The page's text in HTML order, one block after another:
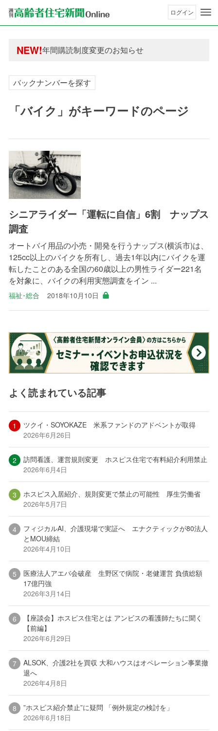
ログイン
NEW!
年間購読制度変更のお知らせ
高齢者住宅新聞 無料会員の皆様へ閲覧本数変更
バックナンバーを探す
「バイク」がキーワードのページ
シニアライダー「運転に自信」6割 ナップス
調査
オートバイ用品の小売・開発を行うナップス(横浜市)は、
125cc以上のバイクを所有し、過去1年以内にバイクを運
転したことのある全国の60歳以上の男性ライダー221名
を対象に、バイクの利用実態調査をイン ...
福祉･総合 2018年10月10日
よく読まれている記事
ツクイ・SOYOKAZE 米系ファンドのアドベントが取得
2026年6月26日
訪問看護、運営規則変更 ホスピス住宅で有料紹介利用禁止
2026年6月4日
ホスピス入居紹介、規則変更で禁止の可能性 厚生労働省
2026年5月7日
フィジカルAI、介護現場で実証へ エナクティックが80法人
とMOU締結
2026年4月10日
医療法人アエバ会破産 生野区で病院・老健運営 負債総額
17億円強
2026年3月14日
【座談会】ホスピス住宅とは アンビスの看護師たちに聞く
【前編】
2026年6月29日
ALSOK、介護2社を買収 大和ハウスはオペレーション事業撤
退へ
2026年4月8日
”ホスピス紹介禁止”に疑問 「例外規定の検討を」
2026年6月18日